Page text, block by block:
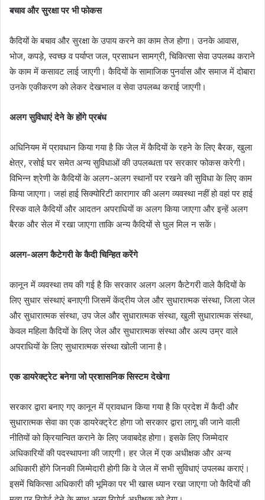
बचाव और सुरक्षा पर भी फोकस
कैदियों के बचाव और सुरक्षा के उपाय करने का काम तेज होगा। उनके आवास,
भोज, कपड़े, स्वच्छ व पर्याप्त जल, प्रसाधन सामग्री, चिकित्सा सेवा उपलब्ध कराने
के काम में कसावट लाई जाएगी। कैदियों के सामाजिक पुनर्वास और समाज में दोबारा
उनके एकीकरण को लेकर देखभाल व सेवा उपलब्ध कराई जाएगी।
अलग सुविधाएं देने के होंगे प्रबंध
अधिनियम में प्रावधान किया गया है कि जेल में कैदियों के रहने के लिए बैरक, खुला
क्षेत्र, रसोई घर समेत अन्य सुविधाओं की उपलब्धता पर सरकार फोकस करेगी।
विभिन्न श्रेणी के कैदियों के अलग-अलग स्थानों पर रखने की सुविधा के लिए काम
किया जाएगा। जहां हाई सिक्योरिटी कारागार की अलग व्यवस्था नहीं हो वहां पर हाई
रिस्क वाले कैदियों और आदतन अपराधियों क अलग किया जाएगा और इन्हें अलग
बैरक और सेल में रखा जाएगा ताकि अन्य कैदियों से घुल मिल न सकें।
अलग-अलग कैटेगरी के कैदी चिन्हित करेंगे
कानून में व्यवस्था तय की गई है कि सरकार अलग अलग कैटेगरी वाले कैदियों के
लिए सुधार संस्थाएं बनाएगी जिसमें केंद्रीय जेल और सुधारात्मक संस्था, जिला जेल
और सुधारात्मक संस्था, उप जेल और सुधारात्मक संस्था, खुली सुधारात्मक संस्था,
केवल महिला कैदियों के लिए जेल और सुधारात्मक संस्था और अल्प उम्र वाले
अपराधियों के लिए सुधारात्मक संस्था खोली जाना है।
एक डायरेक्ट्रेट बनेगा जो प्रशासनिक सिस्टम देखेगा
सरकार द्वारा बनाए गए कानून में प्रावधान किया गया है कि प्रदेश में कैदी और
सुधारात्मक सेवा का एक डायरेक्ट्रेट होगा जो सरकार द्वारा लागू की जाने वाली
नीतियों को क्रियान्वित कराने के लिए जवाबदेह होगा। इसके लिए जिम्मेदार
अधिकारियों की पदस्थापना की जाएगी। हर जेल में एक अधीक्षक और अन्य
अधिकारी होंगे जिनकी जिम्मेदारी होगी कि वे जेल में सभी सुविधाएं उपलब्ध कराएं।
इसमें चिकित्सा अधिकारी की भूमिका पर भी खास ध्यान रखा जाएगा जो कैदियों की